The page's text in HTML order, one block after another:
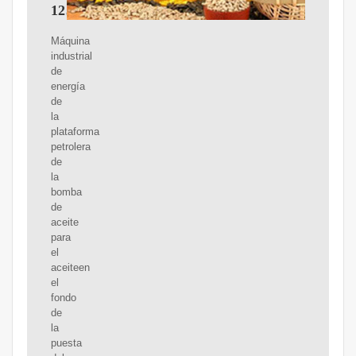
123RF
Máquina
industrial
de
energía
de
la
plataforma
petrolera
de
la
bomba
de
aceite
para
el
aceiteen
el
fondo
de
la
puesta